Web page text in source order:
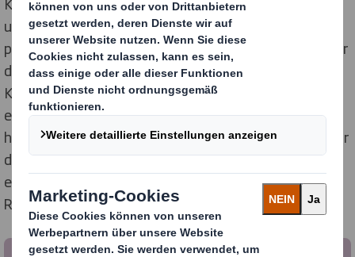
unmittelbarer Nähe zu den Produkten von Wan Kwai
platziert – die asitischen Köstlichkeiten der Marke. Über
den prominenten QR-Code können Kundinnen und
Kunden direkt in die Markenwelt von Wan Kwai
eintauchen und auf leckere Rezepte zugreifen. Das
hochwertige, im Digitaldruck bedruckte Display, das für
den Auftraggeber Importhaus Wilms individuell
entwickelt wurde, besteht komplett aus
Recyclingpapier.